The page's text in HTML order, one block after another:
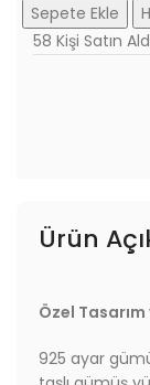
Sepete Ekle
58 Kişi Satın
Ürün
Özel
925 ayar